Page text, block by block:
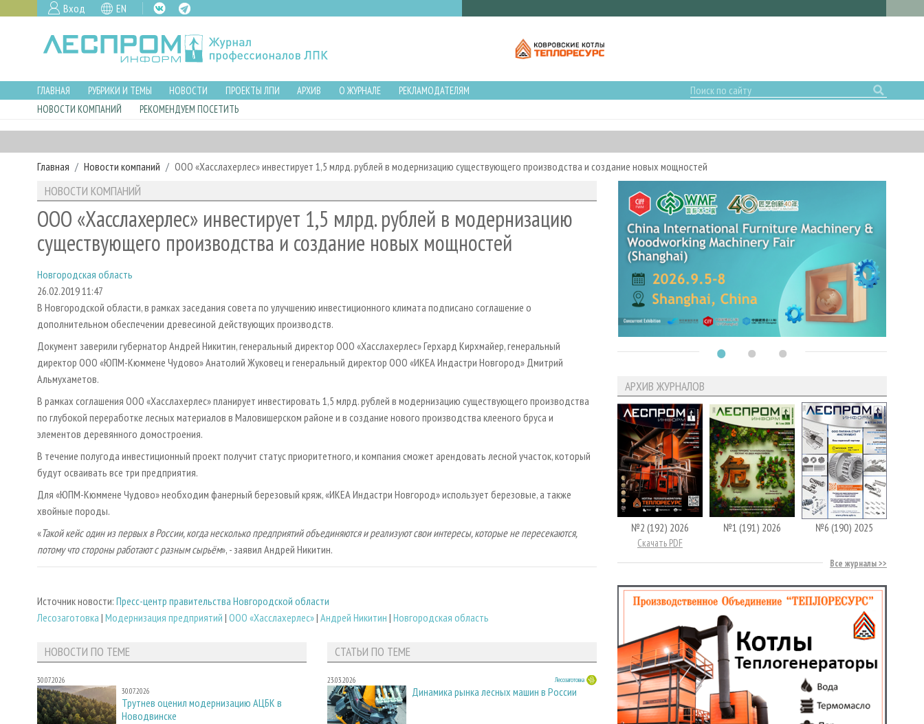
Вход EN
ГЛАВНАЯ РУБРИКИ И ТЕМЫ НОВОСТИ ПРОЕКТЫ ЛПИ АРХИВ О ЖУРНАЛЕ
РЕКЛАМОДАТЕЛЯМ
НОВОСТИ КОМПАНИЙ
РЕКОМЕНДУЕМ ПОСЕТИТЬ
Главная Новости компаний ООО «Хасслахерлес» инвестирует 1,5 млрд. рублей в модернизацию существующего производства и создание новых мощностей
НОВОСТИ КОМПАНИЙ
ООО «Хасслахерлес» инвестирует 1,5 млрд. рублей в модернизацию
существующего производства и создание новых мощностей
Новгородская область
26.02.2019 11:47
В Новгородской области, в рамках заседания совета по улучшению инвестиционного климата подписано соглашение о
дополнительном обеспечении древесиной действующих производств.
Документ заверили губернатор Андрей Никитин, генеральный директор ООО «Хасслахерлес» Герхард Кирхмайер, генеральный
директор ООО «ЮПМ-Кюммене Чудово» Анатолий Жуковец и генеральный директор ООО «ИКЕА Индастри Новгород» Дмитрий
Альмухаметов.
В рамках соглашения ООО «Хасслахерлес» планирует инвестировать 1,5 млрд. рублей в модернизацию существующего производства
по глубокой переработке лесных материалов в Маловишерском районе и в создание нового производства клееного бруса и
элементов деревянного домостроения.
В течение полугода инвестиционный проект получит статус приоритетного, и компания сможет арендовать лесной участок, который
будут осваивать все три предприятия.
Для «ЮПМ-Кюммене Чудово» необходим фанерный березовый кряж, «ИКЕА Индастри Новгород» использует березовые, а также
хвойные породы.
«Такой кейс один из первых в России, когда несколько предприятий объединяются и реализуют свои интересы, которые не пересекаются,
потому что стороны работают с разным сырьём», - заявил Андрей Никитин.
Источник новости: Пресс-центр правительства Новгородской области
Лесозаготовка | Модернизация предприятий | ООО «Хасслахерлес»| Андрей Никитин | Новгородская область
НОВОСТИ ПО ТЕМЕ
30.07.2026
30.07.2026
Трутнев оценил модернизацию АЦБК в
Новодвинске
СТАТЬИ ПО ТЕМЕ
23.03.2026 Лесозаготовка
Динамика рынка лесных машин в России
АРХИВ ЖУРНАЛОВ
№2 (192) 2026
Скачать PDF
№1 (191) 2026 №6 (190) 2025
Все журналы